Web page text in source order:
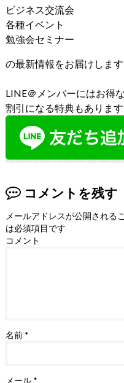
ビジネス交流会
各種イベント
勉強会セミナー
の最新情報をお届けします
LINE＠メンバーにはお得
割引になる特典もあります
コメントを残す
メールアドレスが公開される
は必須項目です
コメント
名前 *
メール *